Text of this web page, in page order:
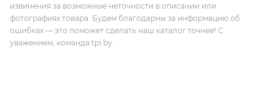
извинения за возможные неточности в описании или
фотографиях товара. Будем благодарны за информацию об
ошибках — это поможет сделать наш каталог точнее! С
уважением, команда tpi.by.